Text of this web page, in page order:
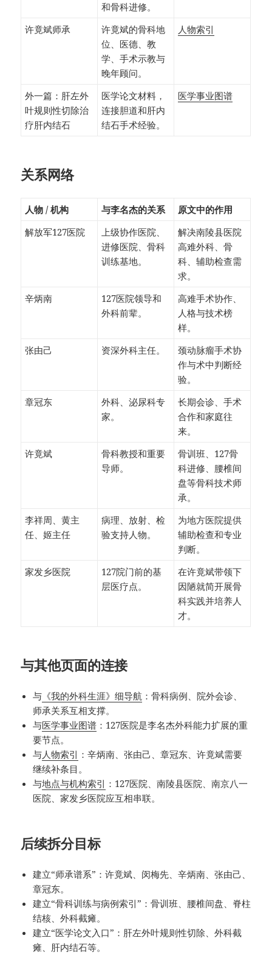
和骨科进修。
许竟斌师承
许竟斌的骨科地
位、医德、教
学、手术示教与
晚年顾问。
人物索引
外一篇：肝左外
叶规则性切除治
疗肝内结石
医学论文材料，
连接胆道和肝内
结石手术经验。
医学事业图谱
关系网络
人物 / 机构 与李名杰的关系
原文中的作用
解放军127医院
上级协作医院、
进修医院、骨科
训练基地。
解决南陵县医院
高难外科、骨
科、辅助检查需
求。
辛炳南
127医院领导和
外科前辈。
高难手术协作、
人格与技术榜
样。
张由己
资深外科主任。
颈动脉瘤手术协
作与术中判断经
验。
章冠东
外科、泌尿科专
家。
长期会诊、手术
合作和家庭往
来。
许竟斌
骨科教授和重要
导师。
骨训班、127骨
科进修、腰椎间
盘等骨科技术师
承。
李祥周、黄主
任、姬主任
病理、放射、检
验支持人物。
为地方医院提供
辅助检查和专业
判断。
家发乡医院
127院门前的基
层医疗点。
在许竟斌带领下
因陋就简开展骨
科实践并培养人
才。
与其他页面的连接
与 《我的外科生涯》细导航 ：骨科病例、院外会诊、
师承关系互相支撑。
与医学事业图谱 ：127医院是李名杰外科能力扩展的重
要节点。
与人物索引 ：辛炳南、张由己、章冠东、许竟斌需要
继续补条目。
与地点与机构索引 ：127医院、南陵县医院、南京八一
医院、家发乡医院应互相串联。
后续拆分目标
建立“师承谱系”：许竟斌、闵梅先、辛炳南、张由己、
章冠东。
建立“骨科训练与病例索引”：骨训班、腰椎间盘、脊柱
结核、外科截瘫。
建立“医学论文入口”：肝左外叶规则性切除、外科截
瘫、肝内结石等。